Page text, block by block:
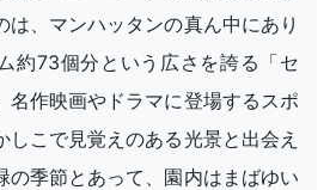
は、マンハッタンの真ん中にあり
約73個分という広さを誇る「セ
名作映画やドラマに登場するスポ
しこで見覚えのある光景と出会え
の季節とあって、園内はまばゆい